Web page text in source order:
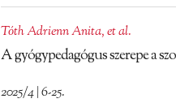
Tóth Adrienn Anita,et al.
A gyógypedagógus szerepe a
2025/4 | 6-25.